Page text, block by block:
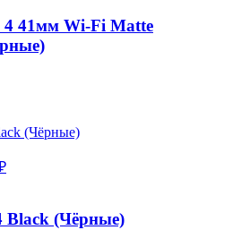
4 41мм Wi-Fi Matte
Black (Чёрные)